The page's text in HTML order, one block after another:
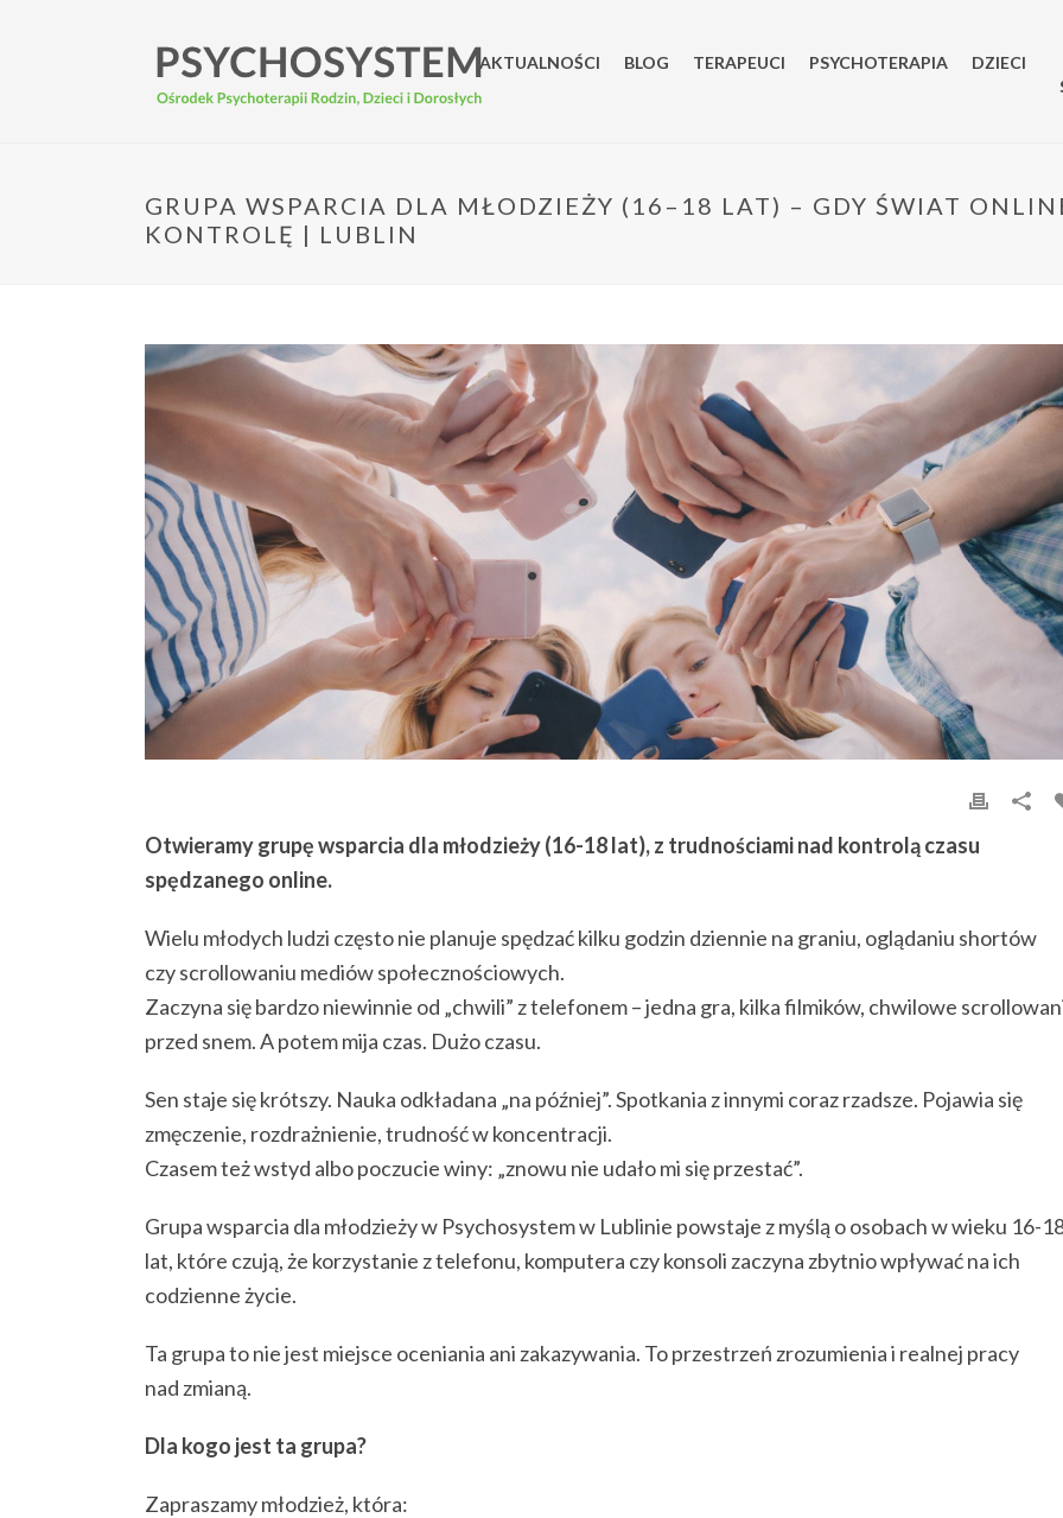
AKTUALNOŚCI BLOG TERAPEUCI PSYCHOTERAPIA DZIECI
GRUPA WSPARCIA DLA MŁODZIEŻY (16–18 LAT) – GDY ŚWIAT
KONTROLĘ | LUBLIN
Otwieramy grupę wsparcia dla młodzieży (16-18 lat), z trudnościami nad kontrolą czasu
spędzanego online.
Wielu młodych ludzi często nie planuje spędzać kilku godzin dziennie na graniu, oglądaniu shortów
czy scrollowaniu mediów społecznościowych.
Zaczyna się bardzo niewinnie od „chwili” z telefonem – jedna gra, kilka filmików, chwilowe
przed snem. A potem mija czas. Dużo czasu.
Sen staje się krótszy. Nauka odkładana „na później”. Spotkania z innymi coraz rzadsze. Pojawia się
zmęczenie, rozdrażnienie, trudność w koncentracji.
Czasem też wstyd albo poczucie winy: „znowu nie udało mi się przestać”.
Grupa wsparcia dla młodzieży w Psychosystem w Lublinie powstaje z myślą o osobach w wieku 16-
lat, które czują, że korzystanie z telefonu, komputera czy konsoli zaczyna zbytnio wpływać na ich
codzienne życie.
Ta grupa to nie jest miejsce oceniania ani zakazywania. To przestrzeń zrozumienia i realnej pracy
nad zmianą.
Dla kogo jest ta grupa?
Zapraszamy młodzież, która: